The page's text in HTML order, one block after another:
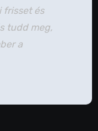
frisset és
tudd meg,
a